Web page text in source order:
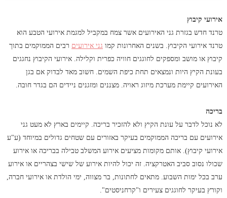
אירועי קיבוץ
טרנד חדש בגזרת גני האירועים אשר צמח במקביל למגמת אירועי הטבע הוא
טרנד אירועי הקיבוץ. בשנים האחרונות קמו גני אירועים רבים הממוקמים בתוך
קיבוץ או מושב ומספקים לחוגגים חוויה כפרית וקלילה. אירועי הקיבוץ נחגגים
בעונת הקיץ היות ונמצאים תחת כיפת השמים. חשוב מאד לבדוק אם בגן
האירועים קיימת מערכת מיזוג ראויה. מצננים ומזגנים ניידים הם בגדר חובה.
בריכה
לא נוכל לדבר על עונת הקיץ ולא להזכיר בריכה. קיימים בארץ לא מעט גני
אירועים עם בריכה הממוקמים בעיקר באזורים עם שטחים גדולים במיוחד (ע"ע
אירועי קיבוץ). אותם מקומות מציעים אירוע המשלב טבילה בבריכה או אירוע
שכולו נסוב סביב האטרקציה. זה יכול להיות אירוע של שישי בצהריים או אירוע
ערב בכל ימות השבוע. מתאים לחתונות, בר מצווה, ימי הולדת או אירועי חברה,
וקורץ בעיקר לחוגגים צעירים ו"קרחניסטים".